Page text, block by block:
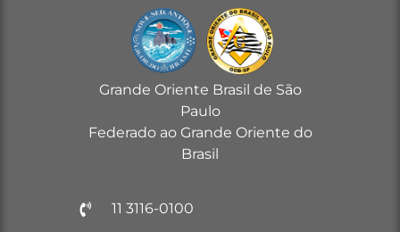
Grande Oriente Brasil de São
Paulo
Federado ao Grande Oriente do
Brasil
11 3116-0100